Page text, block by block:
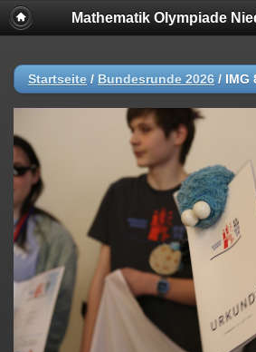
Mathematik Olympiade
Startseite / Bundesrunde 2026 / IMG